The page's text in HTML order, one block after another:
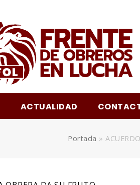
ACTUALIDAD
Portada »